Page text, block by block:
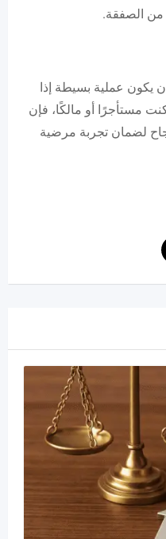
من الصفقة.
يكون عملية بسيطة إذا
مستأجرًا أو مالكًا، فإن
لضمان تجربة مرضية